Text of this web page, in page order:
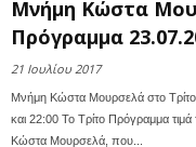
Μνήμη Κώστα
Πρόγραμμα
21 Ιουλίου 2017
Μνήμη Κώστα Μουρσελά στο
και 22:00 Το Τρίτο Πρόγραμμα
Κώστα Μουρσελά, που...